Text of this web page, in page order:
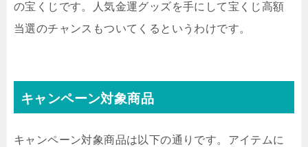
の宝くじです。人気金運グッズを手にして宝くじ高額
当選のチャンスもついてくるというわけです。
キャンペーン対象商品
キャンペーン対象商品は以下の通りです。アイテムに